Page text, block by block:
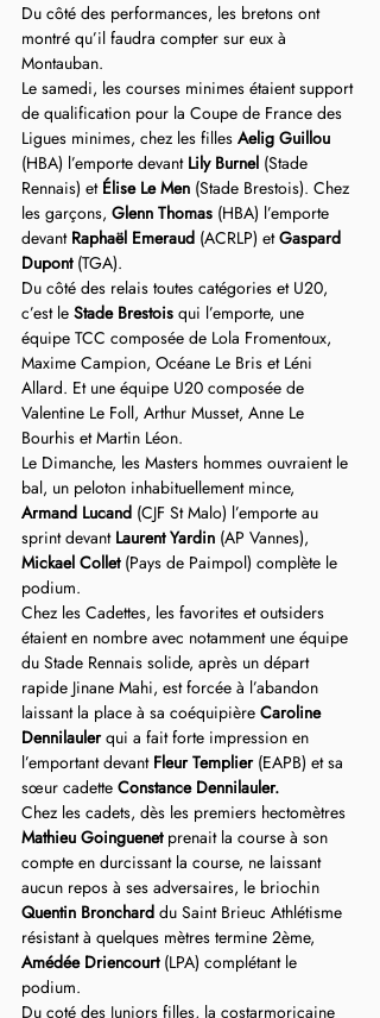
Du côté des performances, les bretons ont
montré qu’il faudra compter sur eux à
Montauban.
Le samedi, les courses minimes étaient support
de qualification pour la Coupe de France des
Ligues minimes, chez les filles Aelig Guillou
(HBA) l’emporte devant Lily Burnel (Stade
Rennais) et Élise Le Men (Stade Brestois). Chez
les garçons, Glenn Thomas (HBA) l’emporte
devant Raphaël Emeraud (ACRLP) et Gaspard
Dupont (TGA).
Du côté des relais toutes catégories et U20,
c’est le Stade Brestois qui l’emporte, une
équipe TCC composée de Lola Fromentoux,
Maxime Campion, Océane Le Bris et Léni
Allard. Et une équipe U20 composée de
Valentine Le Foll, Arthur Musset, Anne Le
Bourhis et Martin Léon.
Le Dimanche, les Masters hommes ouvraient le
bal, un peloton inhabituellement mince,
Armand Lucand (CJF St Malo) l’emporte au
sprint devant Laurent Yardin (AP Vannes),
Mickael Collet (Pays de Paimpol) complète le
podium.
Chez les Cadettes, les favorites et outsiders
étaient en nombre avec notamment une équipe
du Stade Rennais solide, après un départ
rapide Jinane Mahi, est forcée à l’abandon
laissant la place à sa coéquipière Caroline
Dennilauler qui a fait forte impression en
l’emportant devant Fleur Templier (EAPB) et sa
sœur cadette Constance Dennilauler.
Chez les cadets, dès les premiers hectomètres
Mathieu Goinguenet prenait la course à son
compte en durcissant la course, ne laissant
aucun repos à ses adversaires, le briochin
Quentin Bronchard du Saint Brieuc Athlétisme
résistant à quelques mètres termine 2ème,
Amédée Driencourt (LPA) complétant le
podium.
Du coté des Juniors filles, la costarmoricaine